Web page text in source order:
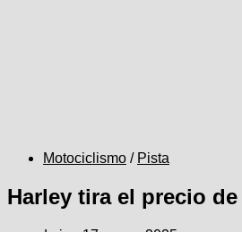
Motociclismo / Pista
Harley tira el precio